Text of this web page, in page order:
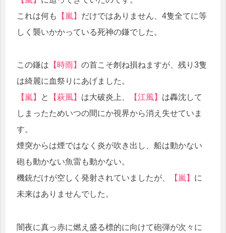
これは何も
【嵐】 だけではありません、4隻全てに等
しく襲いかかっている死神の鎌でした。
この鎌は 【時雨】 の首こそ刎ね損ねますが、残り3隻
は綺麗に血祭りにあげました。
【嵐】
と 【萩風】 は大破炎上、 【江風】 は轟沈して
しまったためいつの間にか視界から消え失せていま
す。
煙突からは煙ではなく炎が吹き出し、船は動かない
砲も動かない魚雷も動かない。
機銃だけが空しく発射されていましたが、
【嵐】 に
未来はありませんでした。
闇夜に真っ赤に燃え盛る標的に向けて砲弾が次々に